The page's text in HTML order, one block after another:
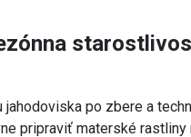
jahodoviska po zbere a
pripraviť materské